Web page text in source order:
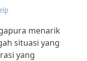
menarik
situasi yang
yang